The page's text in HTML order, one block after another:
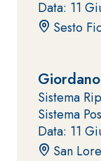
Data: 11
Sesto
Sistema
Sistema
Data: 11
San
Sistema
DEL
PRODOTTI